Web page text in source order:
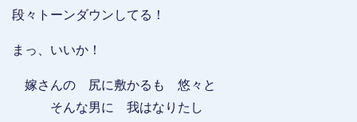
段々トーンダウンしてる！
まっ、いいか！
嫁さんの 尻に敷かるも 悠々と
そんな男に 我はなりたし